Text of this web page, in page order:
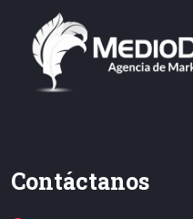
Contáctanos